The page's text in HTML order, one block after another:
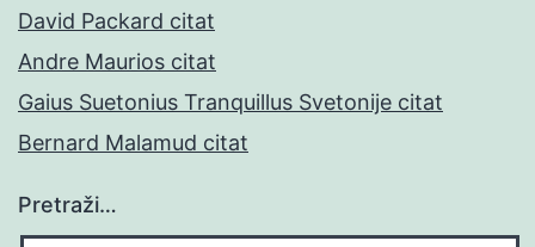
David Packard citat
Andre Maurios citat
Gaius Suetonius Tranquillus Svetonije citat
Bernard Malamud citat
Pretraži…